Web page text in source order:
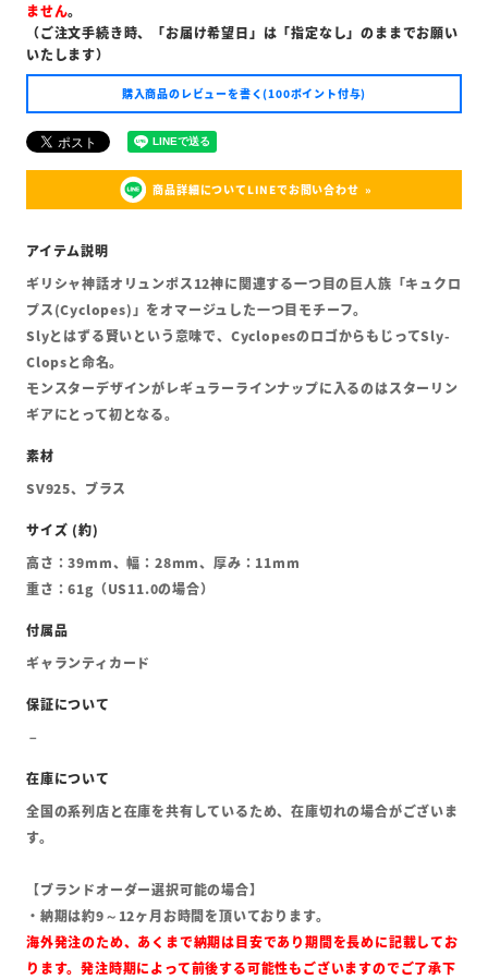
ません。
（ご注文手続き時、「お届け希望日」は「指定なし」のままでお願い
いたします）
購入商品のレビューを書く(100ポイント付与)
商品詳細についてLINEでお問い合わせ
ギリシャ神話オリュンポス12神に関連する一つ目の巨人族「キュクロ
プス(Cyclopes)」をオマージュした一つ目モチーフ。
Slyとはずる賢いという意味で、CyclopesのロゴからもじってSly-
Clopsと命名。
モンスターデザインがレギュラーラインナップに入るのはスターリン
ギアにとって初となる。
SV925、ブラス
高さ：39mm、幅：28mm、厚み：11mm
重さ：61g（US11.0の場合）
ギャランティカード
全国の系列店と在庫を共有しているため、在庫切れの場合がございま
す。
【ブランドオーダー選択可能の場合】
・納期は約9～12ヶ月お時間を頂いております。
海外発注のため、あくまで納期は目安であり期間を長めに記載してお
ります。発注時期によって前後する可能性もございますのでご了承下